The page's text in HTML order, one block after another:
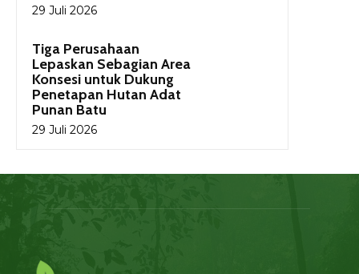
29 Juli 2026
Tiga Perusahaan
Lepaskan Sebagian Area
Konsesi untuk Dukung
Penetapan Hutan Adat
Punan Batu
29 Juli 2026